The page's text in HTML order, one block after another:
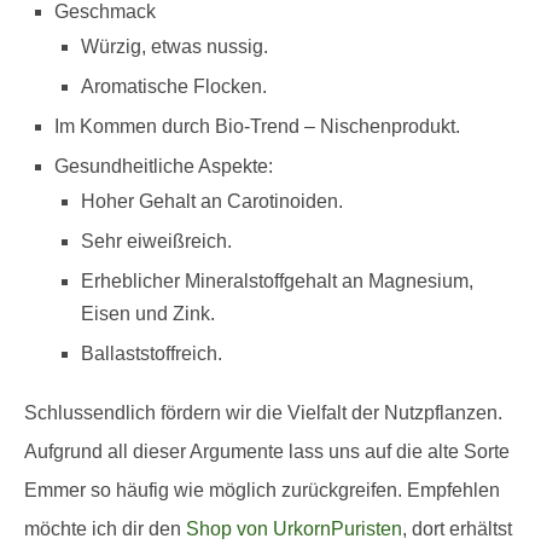
Geschmack
Würzig, etwas nussig.
Aromatische Flocken.
Im Kommen durch Bio-Trend – Nischenprodukt.
Gesundheitliche Aspekte:
Hoher Gehalt an Carotinoiden.
Sehr eiweißreich.
Erheblicher Mineralstoffgehalt an Magnesium,
Eisen und Zink.
Ballaststoffreich.
Schlussendlich fördern wir die Vielfalt der Nutzpflanzen.
Aufgrund all dieser Argumente lass uns auf die alte Sorte
Emmer so häufig wie möglich zurückgreifen. Empfehlen
möchte ich dir den Shop von UrkornPuristen, dort erhältst